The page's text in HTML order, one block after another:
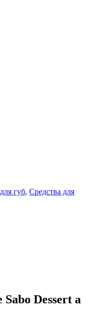
губ, Средства для
Dessert a